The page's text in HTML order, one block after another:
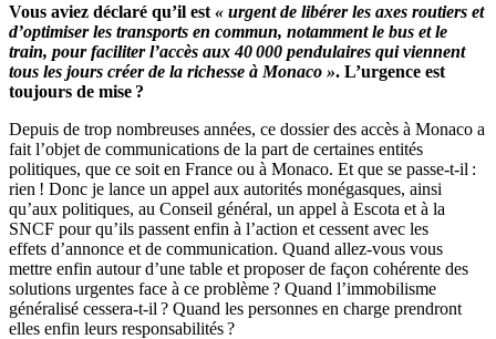
Vous aviez déclaré qu’il est « urgent de libérer les axes routiers et
d’optimiser les transports en commun, notamment le bus et le
train, pour faciliter l’accès aux 40 000 pendulaires qui viennent
tous les jours créer de la richesse à Monaco ». L’urgence est
toujours de mise ?
Depuis de trop nombreuses années, ce dossier des accès à Monaco a
fait l’objet de communications de la part de certaines entités
politiques, que ce soit en France ou à Monaco. Et que se passe-t-il :
rien ! Donc je lance un appel aux autorités monégasques, ainsi
qu’aux politiques, au Conseil général, un appel à Escota et à la
SNCF pour qu’ils passent enfin à l’action et cessent avec les
effets d’annonce et de communication. Quand allez-vous vous
mettre enfin autour d’une table et proposer de façon cohérente des
solutions urgentes face à ce problème ? Quand l’immobilisme
généralisé cessera-t-il ? Quand les personnes en charge prendront
elles enfin leurs responsabilités ?